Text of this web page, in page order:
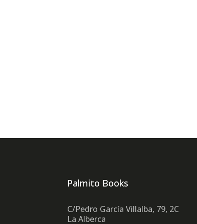
Palmito Books
C/Pedro García Villalba, 79, 2C
La Alberca